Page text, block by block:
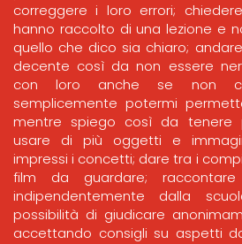
correggere i loro errori;
hanno raccolto di una lezione e
quello che dico sia chiaro;
decente così da non essere
con loro anche se non
semplicemente potermi
mentre spiego così da tenere
usare di più oggetti e
impressi i concetti; dare tra i
film da guardare;
indipendentemente dalla
possibilità di giudicare
accettando consigli su aspetti